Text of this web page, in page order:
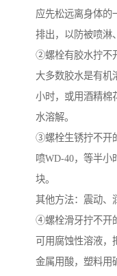
应先松远离身体的
排出，以防被喷淋
②螺栓有胶水拧不
大多数胶水是有机
小时，或用酒精棉
水溶解。
③螺栓生锈拧不开
喷WD-40，等半小
块。
其他方法：震动、
④螺栓滑牙拧不开
可用腐蚀性溶液，
金属用酸，塑料用